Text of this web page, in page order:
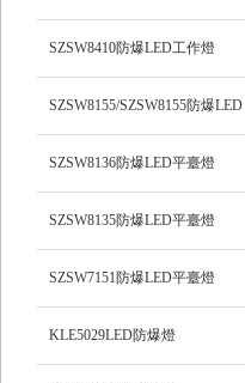
SZSW8410防爆LED工作燈
SZSW8155/SZSW8155防爆LED
平臺燈
SZSW8136防爆LED平臺燈
SZSW8135防爆LED平臺燈
SZSW7151防爆LED平臺燈
KLE5029LED防爆燈